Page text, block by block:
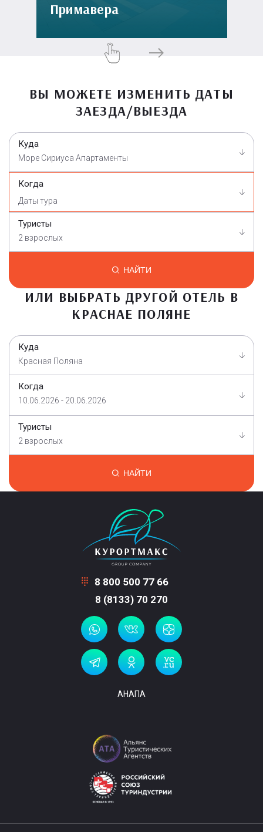
Примавера
ВЫ МОЖЕТЕ ИЗМЕНИТЬ ДАТЫ
ЗАЕЗДА/ВЫЕЗДА
Куда
Море Сириуса Апартаменты
Когда
Туристы
2 взрослых
НАЙТИ
ИЛИ ВЫБРАТЬ ДРУГОЙ ОТЕЛЬ В
КРАСНАЕ ПОЛЯНЕ
Куда
Красная Поляна
Когда
10.06.2026 - 20.06.2026
Туристы
2 взрослых
НАЙТИ
8 800 500 77 66
8 (8133) 70 270
АНАПА